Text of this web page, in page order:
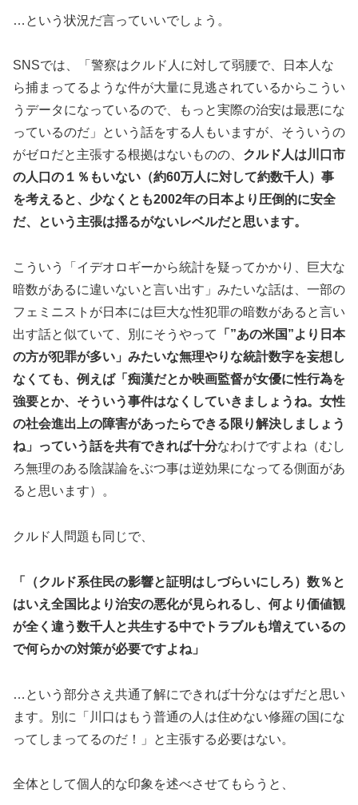
…という状況だ言っていいでしょう。
SNSでは、「警察はクルド人に対して弱腰で、日本人な
ら捕まってるような件が大量に見逃されているからこうい
うデータになっているので、もっと実際の治安は最悪にな
っているのだ」という話をする人もいますが、そういうの
がゼロだと主張する根拠はないものの、 クルド人は川口市
の人口の１％もいない（約60万人に対して約数千人）事
を考えると、少なくとも2002年の日本より圧倒的に安全
だ、という主張は揺るがないレベルだと思います。
こういう「イデオロギーから統計を疑ってかかり、巨大な
暗数があるに違いないと言い出す」みたいな話は、一部の
フェミニストが日本には巨大な性犯罪の暗数があると言い
出す話と似ていて、別にそうやって
「”あの米国”より日本
の方が犯罪が多い」みたいな無理やりな統計数字を妄想し
なくても、例えば「痴漢だとか映画監督が女優に性行為を
強要とか、そういう事件はなくしていきましょうね。女性
の社会進出上の障害があったらできる限り解決しましょう
ね」っていう話を共有できれば十分なわけですよね（むし
ろ無理のある陰謀論をぶつ事は逆効果になってる側面があ
ると思います）。
クルド人問題も同じで、
「（クルド系住民の影響と証明はしづらいにしろ）数％と
はいえ全国比より治安の悪化が見られるし、何より価値観
が全く違う数千人と共生する中でトラブルも増えているの
で何らかの対策が必要ですよね」
…という部分さえ共通了解にできれば十分なはずだと思い
ます。別に「川口はもう普通の人は住めない修羅の国にな
ってしまってるのだ！」と主張する必要はない。
全体として個人的な印象を述べさせてもらうと、